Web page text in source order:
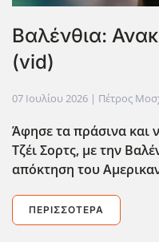
Βαλένθια:
(vid)
07 Ιουλίου 2026 | Πέτρος
Άφησε τα πράσινα και
Τζέι Σορτς, με την
απόκτηση του
ΠΕΡΙΣΣΌΤΕΡΑ